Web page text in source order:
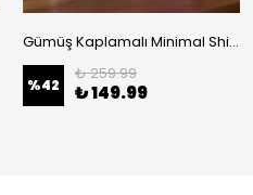
Gümüş Kaplamalı Minimal Shiny Hello Kitty Kolye
%42
₺ 259.99
₺ 149.99